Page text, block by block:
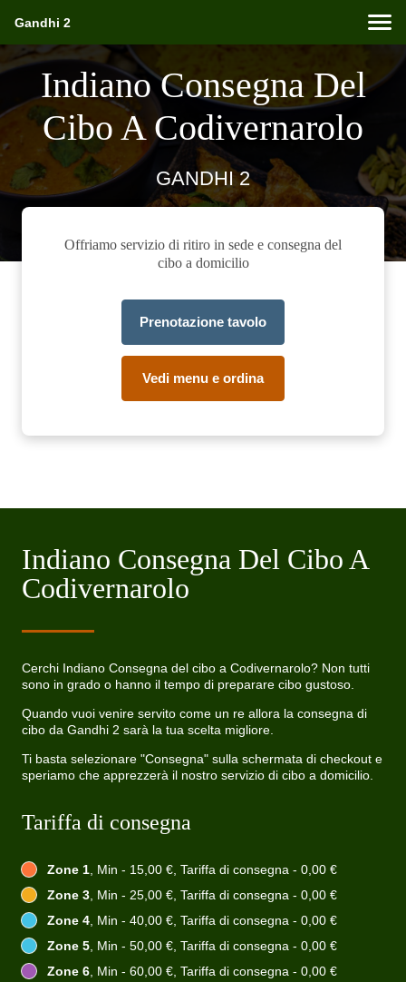
Gandhi 2
Indiano Consegna Del
Cibo A Codivernarolo
GANDHI 2
Offriamo servizio di ritiro in sede e consegna del
cibo a domicilio
Prenotazione tavolo
Vedi menu e ordina
Indiano Consegna Del Cibo A
Codivernarolo
Cerchi Indiano Consegna del cibo a Codivernarolo? Non tutti
sono in grado o hanno il tempo di preparare cibo gustoso.
Quando vuoi venire servito come un re allora la consegna di
cibo da Gandhi 2 sarà la tua scelta migliore.
Ti basta selezionare "Consegna" sulla schermata di checkout e
speriamo che apprezzerà il nostro servizio di cibo a domicilio.
Tariffa di consegna
Zone 1, Min - 15,00 €, Tariffa di consegna - 0,00 €
Zone 3, Min - 25,00 €, Tariffa di consegna - 0,00 €
Zone 4, Min - 40,00 €, Tariffa di consegna - 0,00 €
Zone 5, Min - 50,00 €, Tariffa di consegna - 0,00 €
Zone 6, Min - 60,00 €, Tariffa di consegna - 0,00 €